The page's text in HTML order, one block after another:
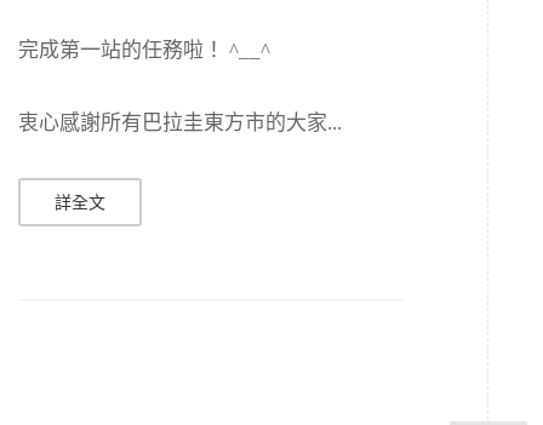
完成第一站的任務啦！ ^__^
衷心感謝所有巴拉圭東方市的大家...
詳全文